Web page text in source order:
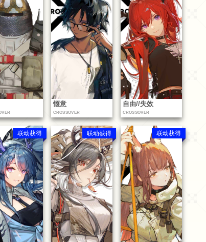
惬意
CROSSOVER
自由//失效
CROSSOVER
联动获得 联动获得 联动获得